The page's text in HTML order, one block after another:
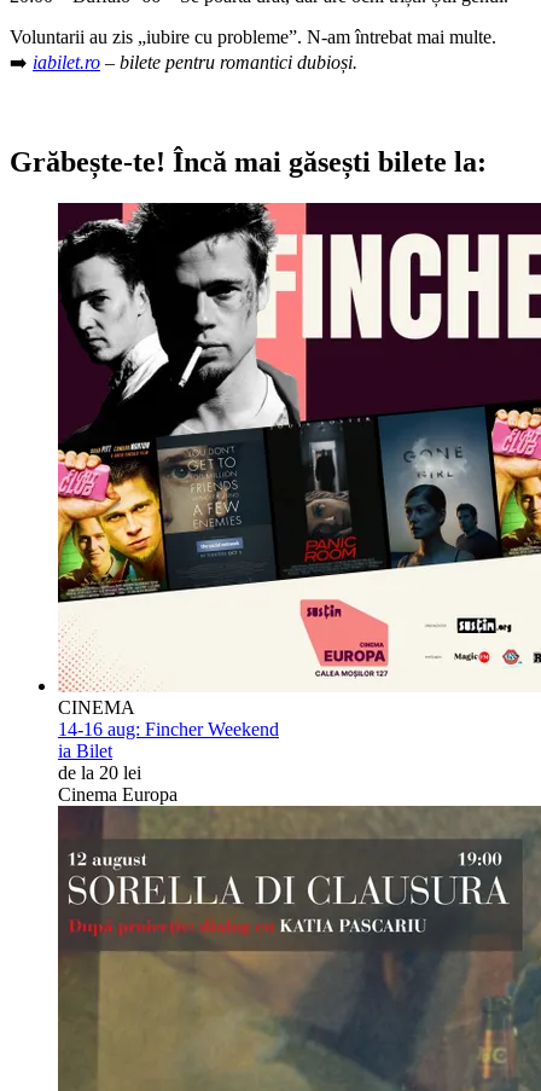
Voluntarii au zis „iubire cu probleme”. N-am întrebat mai multe.
➡️ iabilet.ro – bilete pentru romantici dubioși.
Grăbește-te! Încă mai găsești bilete la:
CINEMA
14-16 aug: Fincher Weekend
ia Bilet
de la 20 lei
Cinema Europa